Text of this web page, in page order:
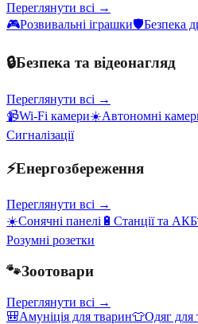
Переглянути всі →
🎮Розвивальні іграшки🛡️Безпека
🔒Безпека та відеонагляд
Переглянути всі →
📹Wi-Fi камери☀️Автономні
Сигналізації
⚡Енергозбереження
Переглянути всі →
☀️Сонячні панелі 🔋 Станції та АКБ
Розумні розетки
🐾Зоотовари
Переглянути всі →
🎒Амуніція для тварин👕Одяг для